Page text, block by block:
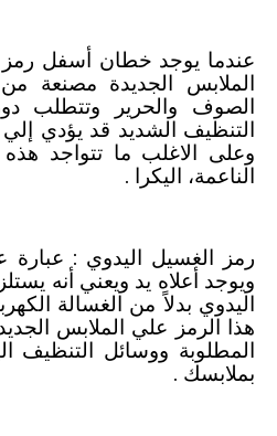
عندما يوجد خطان أسفل
الملابس الجديدة مصنعة
الصوف والحرير وتتطلب
التنظيف الشديد قد يؤدي إلي
وعلى الاغلب ما تتواجد
الناعمة، اليكرا .
رمز الغسيل اليدوي : عبارة
ويوجد أعلاه يد ويعني أنه
اليدوي بدلاً من الغسالة
هذا الرمز علي الملابس
المطلوبة ووسائل التنظيف
بملابسك .